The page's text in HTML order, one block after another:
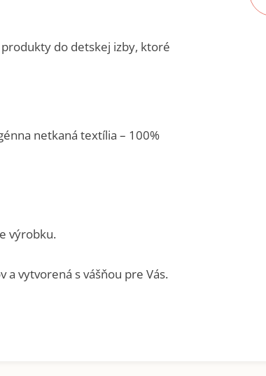
do detskej izby, ktoré
netkaná textília – 100%
výrobku.
a vytvorená s vášňou pre Vás.